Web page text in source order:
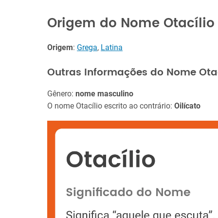
Origem do Nome Otacílio
Origem: Grega, Latina
Outras Informações do Nome
Gênero: nome masculino
O nome Otacílio escrito ao contrário: Oilícato